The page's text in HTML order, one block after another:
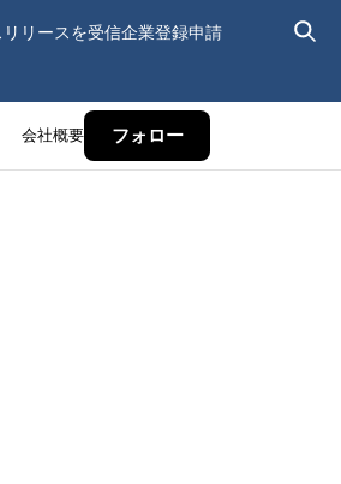
リースを受信企業登録申請
会社概要 フォロー